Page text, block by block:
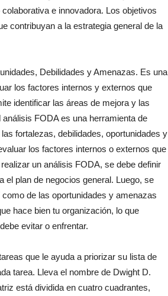
e innovadora. Los objetivos
contribuyan a la estrategia general de la
Debilidades y Amenazas. Es una
los factores internos y externos que
identificar las áreas de mejora y las
FODA es una herramienta de
fortalezas, debilidades, oportunidades y
los factores internos o externos que
un análisis FODA, se debe definir
plan de negocios general. Luego, se
de las oportunidades y amenazas
hace bien tu organización, lo que
evitar o enfrentar.
que le ayuda a priorizar su lista de
tarea. Lleva el nombre de Dwight D.
está dividida en cuatro cuadrantes,